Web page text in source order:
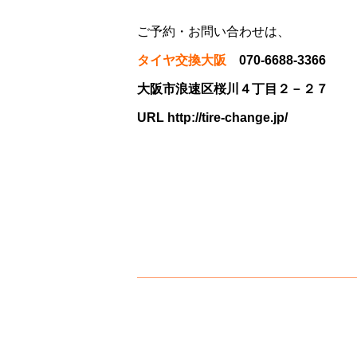
ご予約・お問い合わせは、
タイヤ交換大阪 070-6688-3366
大阪市浪速区桜川４丁目２－２７
URL http://tire-change.jp/